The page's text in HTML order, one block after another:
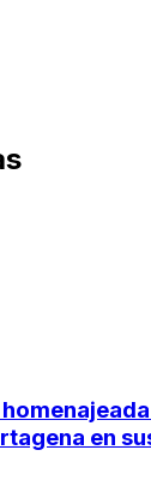
en